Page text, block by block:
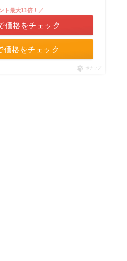
価格をチェック
ト最大11倍！／
価格をチェック
ポチップ